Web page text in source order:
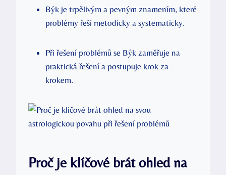
Býk je trpělivým a pevným znamením, které
problémy řeší metodicky a systematicky.
Při řešení problémů se Býk zaměřuje na
praktická řešení a postupuje krok za
krokem.
Proč je klíčové brát ohled na